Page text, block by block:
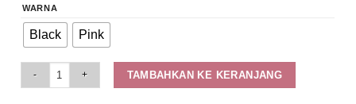
WARNA
Black Pink
TAMBAHKAN KE KERANJANG